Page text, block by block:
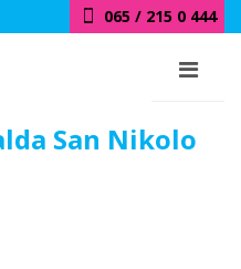
065 / 215 0 444
San Nikolo